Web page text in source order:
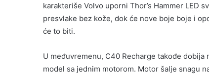
karakteriše Volvo uporni Thor’s Hammer LED
presvlake bez kože, dok će nove boje boje i
će to biti.
U međuvremenu, C40 Recharge takođe
model sa jednim motorom. Motor šalje snagu